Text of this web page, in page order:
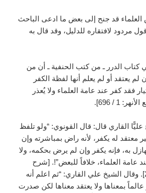
قد جنح إلى بعض ما ادعى الباحث
مردود لافتقاره للدليل، وقد قال به
كتاب الدرر ـ من كتب الحنفية ـ أن من
لم يعتقد أو لم يعلم أنها لفظة الكفر
فقد كفر عند عامة العلماء ولا يُعذر
1 / 696].
القاري قال: قال القونوي: “ولو تلفظ
معتقد له يكفر، لأنه راض بمباشرته وإن
به، فإنه يكفر وإن لم يرض بحكمه، ولا
عامة العلماء، خلافاً للبعض”!. [شرح
الفقه الأكبر: ص 241]. وقال الشيخ علي القاري: “ثم اعلم أنه
عالماً بمعناها ولا يعتقد معناها لكن صدرت